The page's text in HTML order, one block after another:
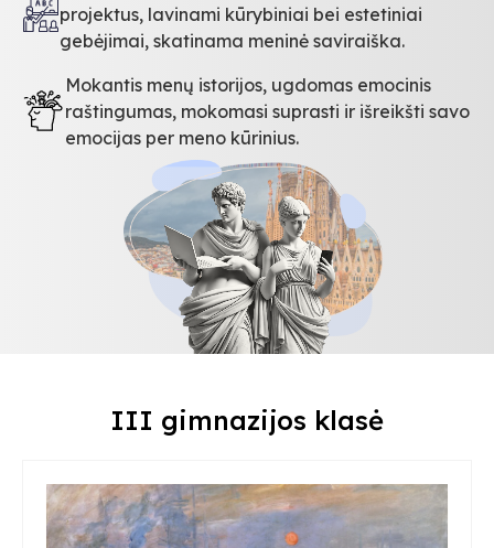
projektus, lavinami kūrybiniai bei estetiniai
gebėjimai, skatinama meninė saviraiška.
Mokantis menų istorijos, ugdomas emocinis
raštingumas, mokomasi suprasti ir išreikšti savo
emocijas per meno kūrinius.
III gimnazijos klasė